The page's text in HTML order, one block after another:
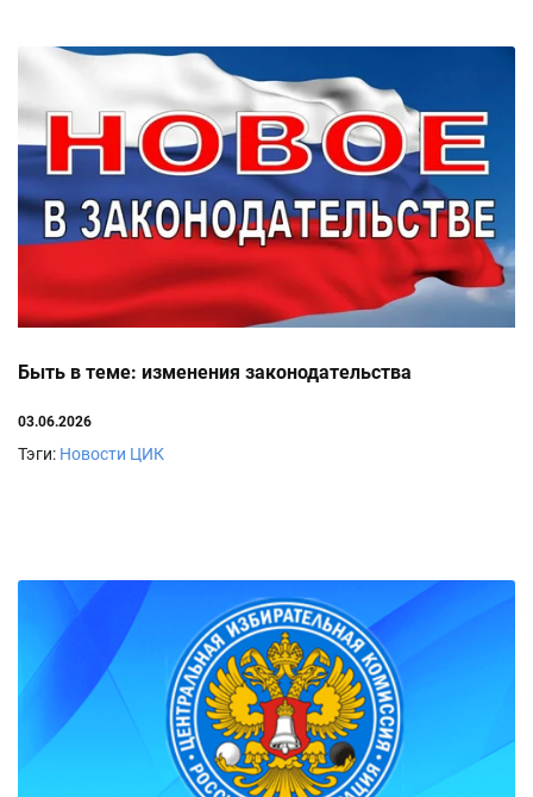
Быть в теме: изменения законодательства
03.06.2026
Тэги: Новости ЦИК